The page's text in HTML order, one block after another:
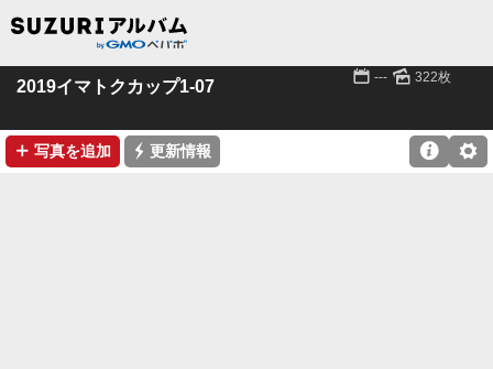
2019イマトクカップ1-07 📅 --- 🌄 322枚
➕ 写真を追加 ⚡ 更新情報 ⚙
